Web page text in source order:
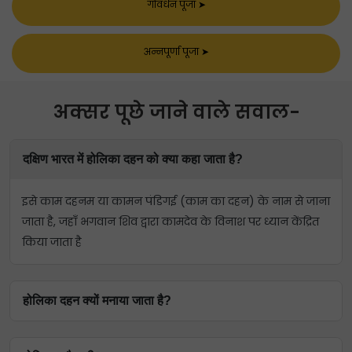
गोवर्धन पूजा➤
अन्नपूर्णा पूजा➤
अक्सर पूछे जाने वाले सवाल-
दक्षिण भारत में होलिका दहन को क्या कहा जाता है?
इसे काम दहनम या कामन पंडिगई (काम का दहन) के नाम से जाना
जाता है, जहाँ भगवान शिव द्वारा कामदेव के विनाश पर ध्यान केंद्रित
किया जाता है
होलिका दहन क्यों मनाया जाता है?